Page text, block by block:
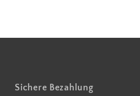
Sichere Bezahlung